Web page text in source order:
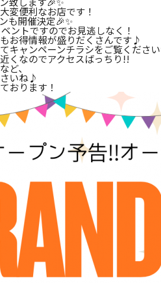
変便利なお店です！
も開催決定🎉✨
ントですのでお見逃しなく！
お得情報が盛りだくさんです♪
キャンペーンチラシをご覧くださ
くなのでアクセスばっちり!!
ど、
いね♪
おります！